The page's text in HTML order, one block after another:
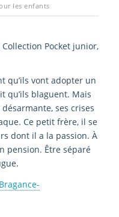
les enfants
Collection Pocket junior,
qu’ils vont adopter un
qu’ils blaguent. Mais
ses crises
Ce petit frère, il se
dont il a la passion. À
pension. Être séparé